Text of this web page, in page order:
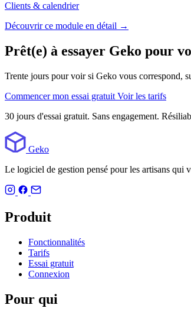
Clients & calendrier
Découvrir ce module en détail →
Prêt(e) à essayer Geko pour
Trente jours pour voir si Geko vous correspond,
Commencer mon essai gratuit Voir les tarifs
30 jours d'essai gratuit. Sans engagement.
Geko
Le logiciel de gestion pensé pour les artisans qui
Produit
Fonctionnalités
Tarifs
Essai gratuit
Connexion
Pour qui